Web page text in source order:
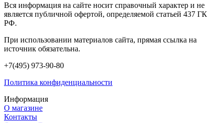
Вся информация на сайте носит справочный характер и не
является публичной офертой, определяемой статьей 437 ГК
РФ.
При использовании материалов сайта, прямая ссылка на
источник обязательна.
+7(495) 973-90-80
Политика конфиденциальности
Информация
О магазине
Контакты